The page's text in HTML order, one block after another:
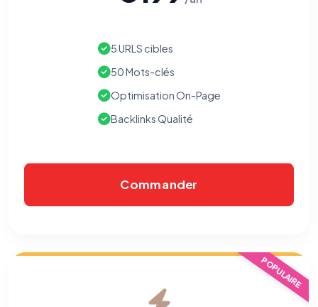
5 URLS cibles
50 Mots-clés
Optimisation On-Page
Backlinks Qualité
Commander
POPULAIRE